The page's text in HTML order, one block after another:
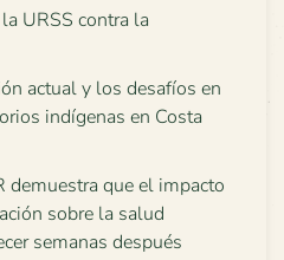
URSS contra la
actual y los desafíos en
indígenas en Costa
demuestra que el impacto
sobre la salud
semanas después